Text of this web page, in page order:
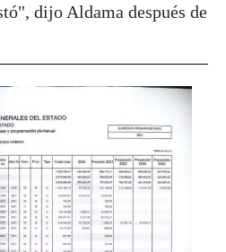
dijo Aldama después de